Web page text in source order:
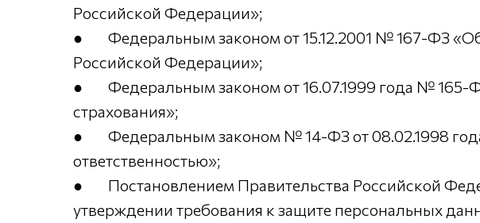
Российской Федерации»;
● Федеральным законом от 15.12.2001 № 167-ФЗ «Об
Российской Федерации»;
● Федеральным законом от 16.07.1999 года № 165-
страхования»;
● Федеральным законом № 14-ФЗ от 08.02.1998
ответственностью»;
● Постановлением Правительства Российской
утверждении требования к защите персональных